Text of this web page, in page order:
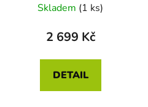
Skladem (1 ks)
2 699 Kč
DETAIL